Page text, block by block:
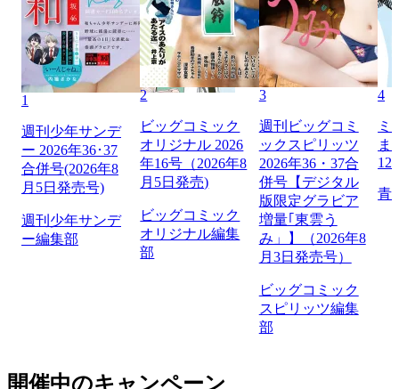
1
週刊少年サンデ
ー 2026年36･37
合併号(2026年8
月5日発売号)
週刊少年サンデ
ー編集部
2
ビッグコミック
オリジナル 2026
年16号（2026年8
月5日発売)
ビッグコミック
オリジナル編集
部
3
週刊ビッグコミ
ックスピリッツ
2026年36・37合
併号【デジタル
版限定グラビア
増量｢東雲う
み」】（2026年8
月3日発売号）
ビッグコミック
スピリッツ編集
部
4
ミ
ま
129
青
開催中のキャンペーン